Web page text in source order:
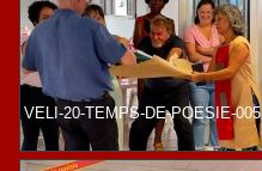
VELI-20-TEMPS-DE-POESIE-005